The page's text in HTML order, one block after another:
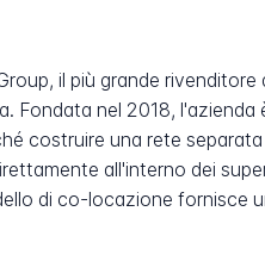
il più grande
Fondata nel 2018,
costruire una rete
all'interno dei
di co-locazione fornisce